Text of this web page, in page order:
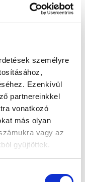
személyre
Ezenkívül
partnereinkkel
vonatkozó
más olyan
vagy az
gyűjtöttek.
38 490 Ft